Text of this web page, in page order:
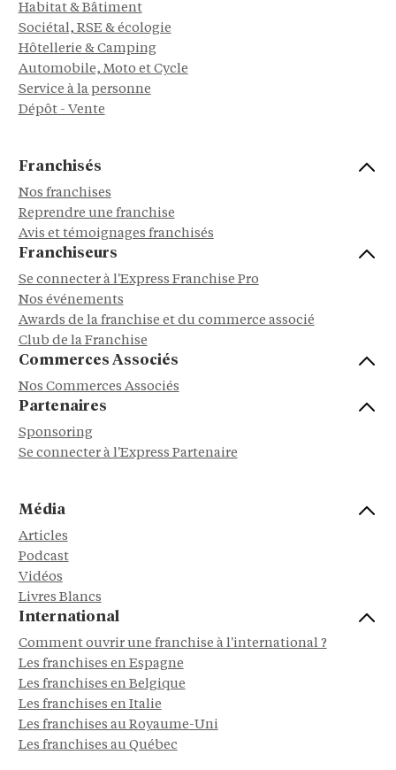
Habitat & Bâtiment
Sociétal, RSE & écologie
Hôtellerie & Camping
Automobile, Moto et Cycle
Service à la personne
Dépôt - Vente
Franchisés
Nos franchises
Reprendre une franchise
Avis et témoignages franchisés
Franchiseurs
Se connecter à l'Express Franchise Pro
Nos événements
Awards de la franchise et du commerce associé
Club de la Franchise
Commerces Associés
Nos Commerces Associés
Partenaires
Sponsoring
Se connecter à l'Express Partenaire
Média
Articles
Podcast
Vidéos
Livres Blancs
International
Comment ouvrir une franchise à l'international ?
Les franchises en Espagne
Les franchises en Belgique
Les franchises en Italie
Les franchises au Royaume-Uni
Les franchises au Québec